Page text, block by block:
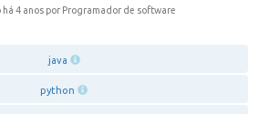
4 anos por Programador de software
java
python